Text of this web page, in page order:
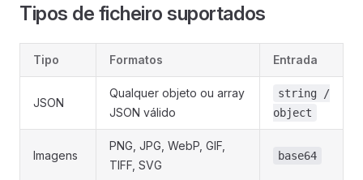
Tipos de ficheiro suportados
Tipo Formatos Entrada
JSON
Qualquer objeto ou array
JSON válido
string /
object
Imagens
PNG, JPG, WebP, GIF,
TIFF, SVG
base64